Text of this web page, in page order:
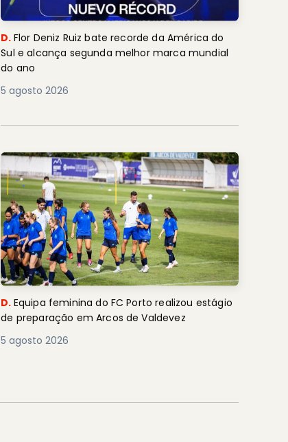
D. Flor Deniz Ruiz bate recorde da América do
Sul e alcança segunda melhor marca mundial
do ano
5 agosto 2026
D. Equipa feminina do FC Porto realizou estágio
de preparação em Arcos de Valdevez
5 agosto 2026